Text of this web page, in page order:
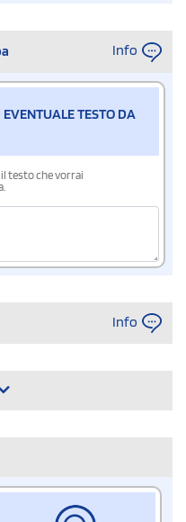
Info
TESTO DA
testo che vorrai
Info